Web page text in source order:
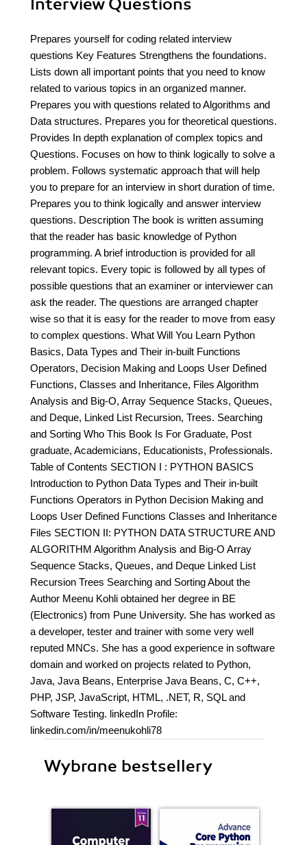
Interview Questions
Prepares yourself for coding related interview
questions Key Features Strengthens the foundations.
Lists down all important points that you need to know
related to various topics in an organized manner.
Prepares you with questions related to Algorithms and
Data structures. Prepares you for theoretical questions.
Provides In depth explanation of complex topics and
Questions. Focuses on how to think logically to solve a
problem. Follows systematic approach that will help
you to prepare for an interview in short duration of time.
Prepares you to think logically and answer interview
questions. Description The book is written assuming
that the reader has basic knowledge of Python
programming. A brief introduction is provided for all
relevant topics. Every topic is followed by all types of
possible questions that an examiner or interviewer can
ask the reader. The questions are arranged chapter
wise so that it is easy for the reader to move from easy
to complex questions. What Will You Learn Python
Basics, Data Types and Their in-built Functions
Operators, Decision Making and Loops User Defined
Functions, Classes and Inheritance, Files Algorithm
Analysis and Big-O, Array Sequence Stacks, Queues,
and Deque, Linked List Recursion, Trees. Searching
and Sorting Who This Book Is For Graduate, Post
graduate, Academicians, Educationists, Professionals.
Table of Contents SECTION I : PYTHON BASICS
Introduction to Python Data Types and Their in-built
Functions Operators in Python Decision Making and
Loops User Defined Functions Classes and Inheritance
Files SECTION II: PYTHON DATA STRUCTURE AND
ALGORITHM Algorithm Analysis and Big-O Array
Sequence Stacks, Queues, and Deque Linked List
Recursion Trees Searching and Sorting About the
Author Meenu Kohli obtained her degree in BE
(Electronics) from Pune University. She has worked as
a developer, tester and trainer with some very well
reputed MNCs. She has a good experience in software
domain and worked on projects related to Python,
Java, Java Beans, Enterprise Java Beans, C, C++,
PHP, JSP, JavaScript, HTML, .NET, R, SQL and
Software Testing. linkedIn Profile:
linkedin.com/in/meenukohli78
Wybrane bestsellery